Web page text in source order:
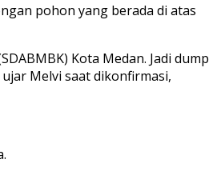
pohon yang berada di atas
Kota Medan. Jadi dump
Melvi saat dikonfirmasi,